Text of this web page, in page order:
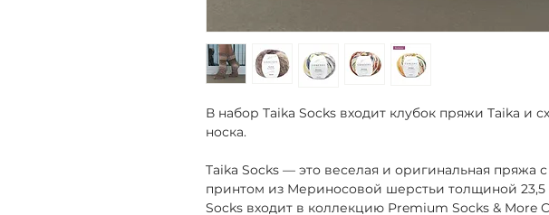
В набор Taika Socks входит клубок пряжи Taika и
носка.
Taika Socks — это веселая и оригинальная пряжа
принтом из Мериносовой шерстьи толщиной 23,5
Socks входит в коллекцию Premium Socks & More